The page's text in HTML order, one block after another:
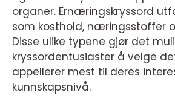
organer. Ernæringskryssord
som kosthold, næringsstoffer
Disse ulike typene gjør det
kryssordentusiaster å velge
appellerer mest til deres
kunnskapsnivå.